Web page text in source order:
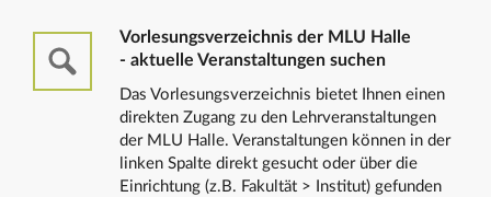
Vorlesungsverzeichnis der MLU Halle
- aktuelle Veranstaltungen suchen
Das Vorlesungsverzeichnis bietet Ihnen einen
direkten Zugang zu den Lehrveranstaltungen
der MLU Halle. Veranstaltungen können in der
linken Spalte direkt gesucht oder über die
Einrichtung (z.B. Fakultät > Institut) gefunden